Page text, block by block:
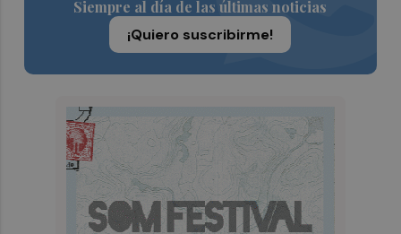
Siempre al día de las últimas noticias
¡Quiero suscribirme!